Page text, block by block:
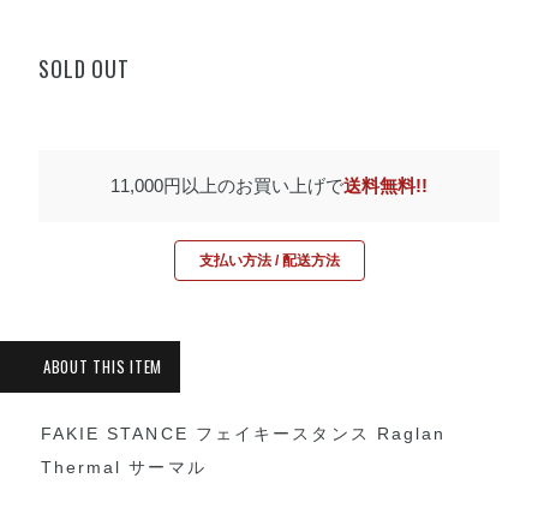
SOLD OUT
11,000円以上のお買い上げで送料無料!!
支払い方法 / 配送方法
FAKIE STANCE フェイキースタンス Raglan
Thermal サーマル